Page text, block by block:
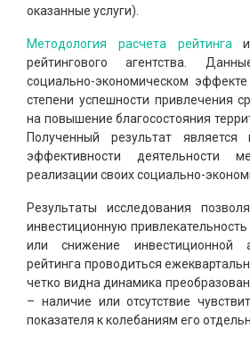
оказанные услуги).
Методология расчета рейтинга
рейтингового агентства.
социально-экономическом
степени успешности привлечения
на повышение благосостояния
Полученный результат является
эффективности деятельности
реализации своих социально-
Результаты исследования
инвестиционную
или снижение инвестиционной
рейтинга проводиться
четко видна динамика
– наличие или отсутствие
показателя к колебаниям его